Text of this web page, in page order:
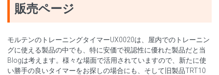
販売ページ
モルテンのトレーニングタイマーUX0020は、屋内でのトレーニン
グに使える製品の中でも、特に安価で視認性に優れた製品だと当
Blogは考えます。様々な場面で活用されていますので、新たに使
い勝手の良いタイマーをお探しの場合にも、そして旧製品TRT10